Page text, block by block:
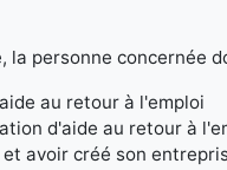
la personne concernée
au retour à l'emploi
d'aide au retour à
avoir créé son